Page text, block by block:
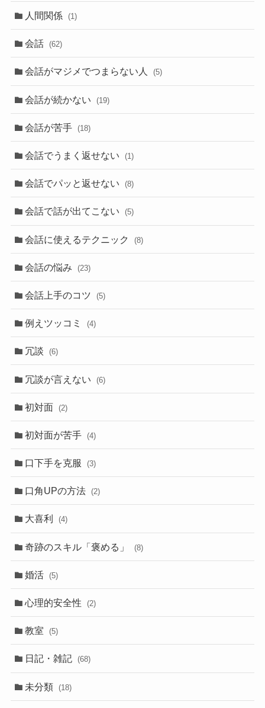
人間関係 (1)
会話 (62)
会話がマジメでつまらない人 (5)
会話が続かない (19)
会話が苦手 (18)
会話でうまく返せない (1)
会話でパッと返せない (8)
会話で話が出てこない (5)
会話に使えるテクニック (8)
会話の悩み (23)
会話上手のコツ (5)
例えツッコミ (4)
冗談 (6)
冗談が言えない (6)
初対面 (2)
初対面が苦手 (4)
口下手を克服 (3)
口角UPの方法 (2)
大喜利 (4)
奇跡のスキル「褒める」 (8)
婚活 (5)
心理的安全性 (2)
教室 (5)
日記・雑記 (68)
未分類 (18)